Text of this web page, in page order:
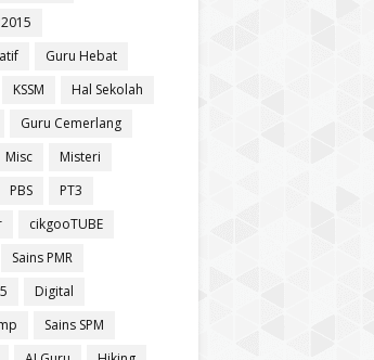
Guru Hebat
KSSM
Hal Sekolah
Guru Cemerlang
Misc
Misteri
PBS
PT3
cikgooTUBE
Sains PMR
Digital
Sains SPM